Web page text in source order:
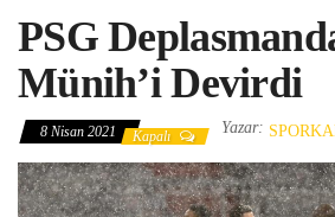
PSG
Münih’i Devirdi
8 Nisan 2021 Kapalı Yazar: